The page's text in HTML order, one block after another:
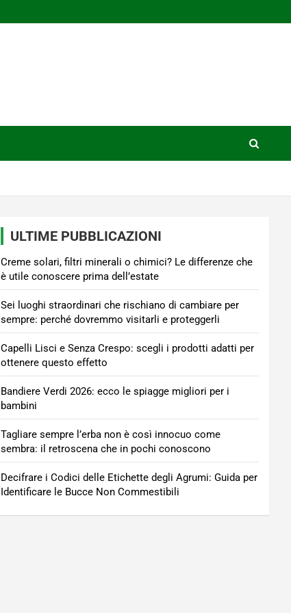
ULTIME PUBBLICAZIONI
Creme solari, filtri minerali o chimici? Le differenze che
è utile conoscere prima dell’estate
Sei luoghi straordinari che rischiano di cambiare per
sempre: perché dovremmo visitarli e proteggerli
Capelli Lisci e Senza Crespo: scegli i prodotti adatti per
ottenere questo effetto
Bandiere Verdi 2026: ecco le spiagge migliori per i
bambini
Tagliare sempre l’erba non è così innocuo come
sembra: il retroscena che in pochi conoscono
Decifrare i Codici delle Etichette degli Agrumi: Guida per
Identificare le Bucce Non Commestibili